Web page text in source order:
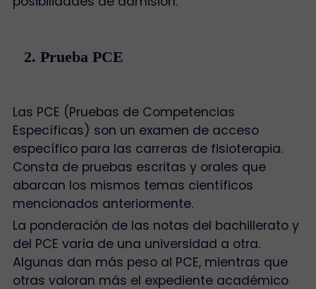
2. Prueba PCE
Las PCE (Pruebas de Competencias
Específicas) son un examen de acceso
específico para las carreras de fisioterapia.
Consta de pruebas escritas y orales que
abarcan los mismos temas científicos
mencionados anteriormente.
La ponderación de las notas del bachillerato y
del PCE varía de una universidad a otra.
Algunas dan más peso al PCE, mientras que
otras valoran más el expediente académico